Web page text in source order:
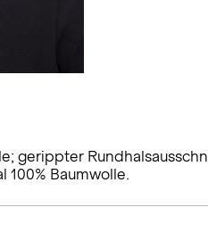
gerippter
100% Baumwolle.